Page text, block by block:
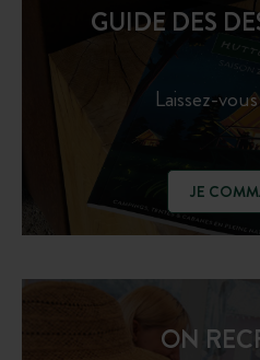
GUIDE DES
Laissez-
JE
ON